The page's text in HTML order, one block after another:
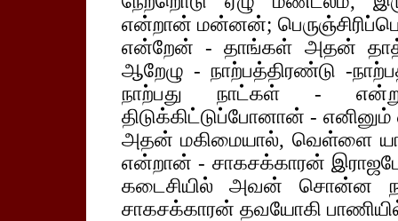
என்றான் மன்னன்;
என்றேன் - தாங்கள் அதன்
ஆறேழு - நாற்பத்திரண்டு -
நாற்பது நாட்கள் -
திடுக்கிட்டுப்போனான் -
அதன் மகிமையால், வெள்ளை
என்றான் - சாகசக்காரன்
கடைசியில் அவன் சொன்ன
சாகசக்காரன் தவயோகி